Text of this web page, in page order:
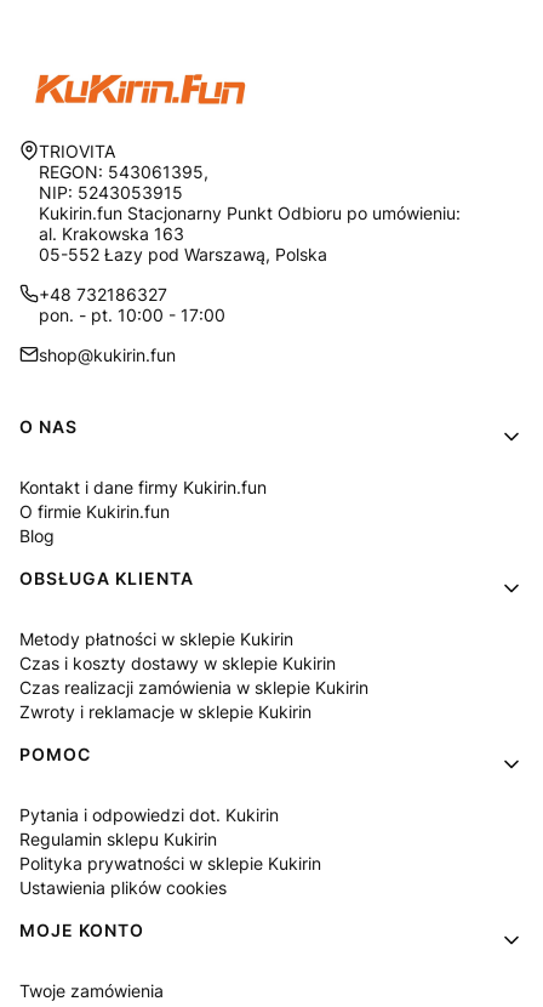
Adres:
TRIOVITA
REGON: 543061395,
NIP: 5243053915
Kukirin.fun Stacjonarny Punkt Odbioru po umówieniu:
al. Krakowska 163
05-552 Łazy pod Warszawą, Polska
+48 732186327
pon. - pt. 10:00 - 17:00
shop@kukirin.fun
Linki w stopce
O NAS
Kontakt i dane firmy Kukirin.fun
O firmie Kukirin.fun
Blog
OBSŁUGA KLIENTA
Metody płatności w sklepie Kukirin
Czas i koszty dostawy w sklepie Kukirin
Czas realizacji zamówienia w sklepie Kukirin
Zwroty i reklamacje w sklepie Kukirin
POMOC
Pytania i odpowiedzi dot. Kukirin
Regulamin sklepu Kukirin
Polityka prywatności w sklepie Kukirin
Ustawienia plików cookies
MOJE KONTO
Twoje zamówienia